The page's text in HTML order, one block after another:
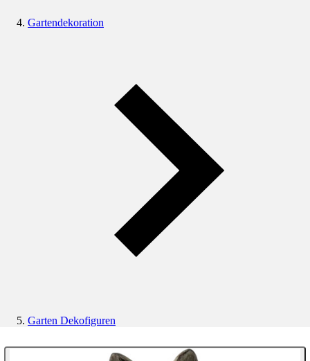
Gartendekoration
Garten Dekofiguren